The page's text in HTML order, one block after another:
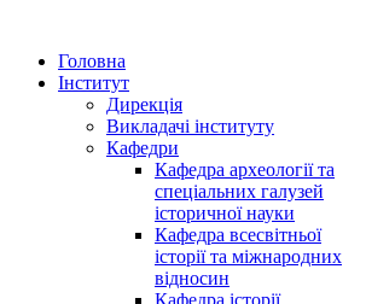
Головна
Інститут
Дирекція
Викладачі інституту
Кафедри
Кафедра археології та
спеціальних галузей
історичної науки
Кафедра всесвітньої
історії та міжнародних
відносин
Кафедра історії